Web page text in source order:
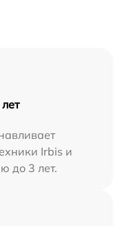
Irbis и
до 3 лет.